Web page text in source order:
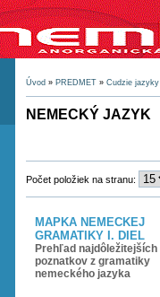
Úvod » PREDMET » Cudzie jazyky
NEMECKÝ JAZYK
Počet položiek na stranu:
MAPKA NEMECKEJ
GRAMATIKY I. DIEL
Prehľad najdôležitejších
poznatkov z gramatiky
nemeckého jazyka